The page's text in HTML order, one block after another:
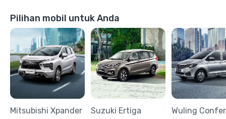
Pilihan mobil untuk Anda
Mitsubishi Xpander Suzuki Ertiga Wuling